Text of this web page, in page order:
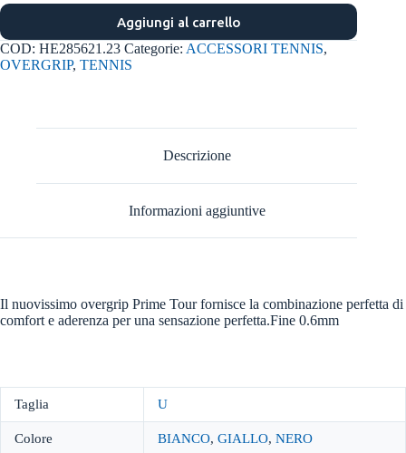
Aggiungi al carrello
COD: HE285621.23 Categorie: ACCESSORI TENNIS,
OVERGRIP, TENNIS
Descrizione
Informazioni aggiuntive
Il nuovissimo overgrip Prime Tour fornisce la combinazione perfetta di
comfort e aderenza per una sensazione perfetta.Fine 0.6mm
Taglia U
Colore BIANCO, GIALLO, NERO